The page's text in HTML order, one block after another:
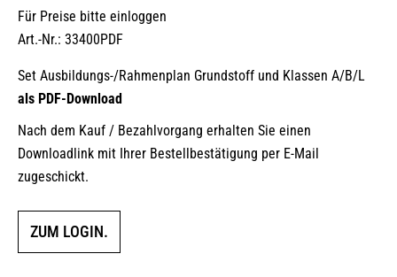
Für Preise bitte einloggen
Art.-Nr.: 33400PDF
Set Ausbildungs-/Rahmenplan Grundstoff und Klassen A/B/L
als PDF-Download
Nach dem Kauf / Bezahlvorgang erhalten Sie einen
Downloadlink mit Ihrer Bestellbestätigung per E-Mail
zugeschickt.
ZUM LOGIN.